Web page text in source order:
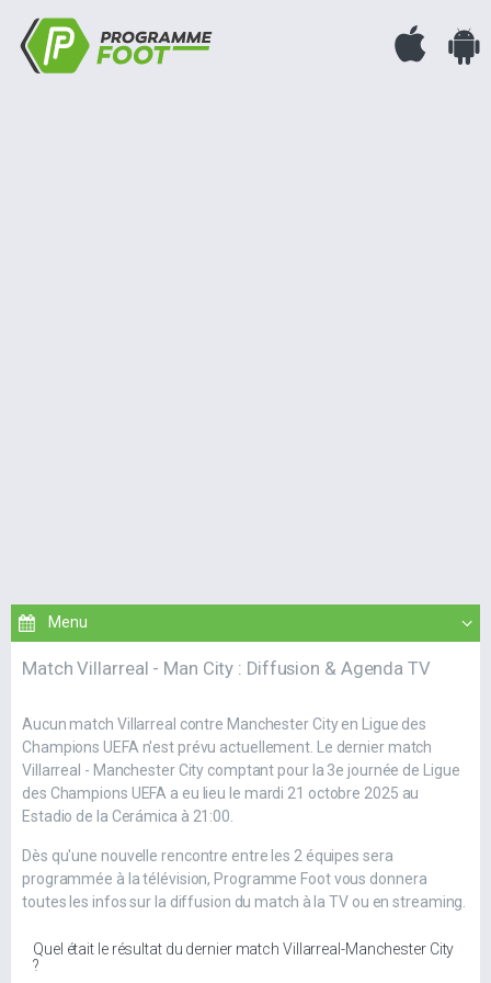
Match Villarreal - Man City : Diffusion & Agenda TV
Aucun match Villarreal contre Manchester City en Ligue des
Champions UEFA n'est prévu actuellement. Le dernier match
Villarreal - Manchester City comptant pour la 3e journée de Ligue
des Champions UEFA a eu lieu le mardi 21 octobre 2025 au
Estadio de la Cerámica à 21:00.
Dès qu'une nouvelle rencontre entre les 2 équipes sera
programmée à la télévision, Programme Foot vous donnera
toutes les infos sur la diffusion du match à la TV ou en streaming.
Quel était le résultat du dernier match Villarreal-Manchester City
?